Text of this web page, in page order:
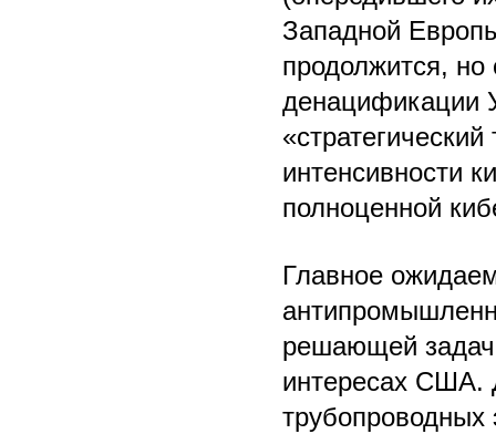
Западной
продолжится, но
денацификации
интенсивности
полноценной
Главное
решающей
интересах США.
трубопроводных